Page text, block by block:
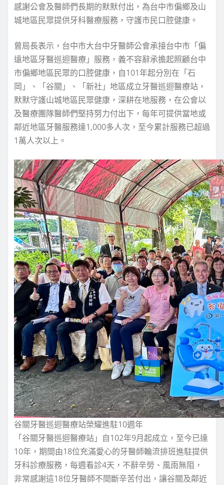
感謝公會及醫師們長期的默默付出，為台中市偏鄉及山
城地區民眾提供牙科醫療服務，守護市民口腔健康。
曾局長表示，台中市大台中牙醫師公會承接台中市「偏
遠地區牙醫巡迴醫療」服務，義不容辭承擔起照顧台中
市偏鄉地區民眾的口腔健康，自101年起分別在「石
岡」、「谷關」、「新社」地區成立牙醫巡迴醫療站，
默默守護山城地區民眾健康，深耕在地服務，在公會以
及醫療團隊醫師們堅持努力付出下，每年可提供當地或
鄰近地區牙醫服務達1,000多人次，至今累計服務已超過
1萬人次以上。
谷關牙醫巡迴醫療站榮耀進駐10週年
「谷關牙醫巡迴醫療站」自102年9月起成立，至今已達
10年，期間由18位充滿愛心的牙醫師輪流排班進駐提供
牙科診療服務，每週看診4天，不辭辛勞、風雨無阻，
非常感謝這18位牙醫師不間斷辛苦付出，讓谷關及鄰近